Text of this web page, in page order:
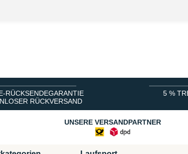
RÜCKSENDEGARANTIE
RÜCKVERSAND
5 %
UNSERE VERSANDPARTNER